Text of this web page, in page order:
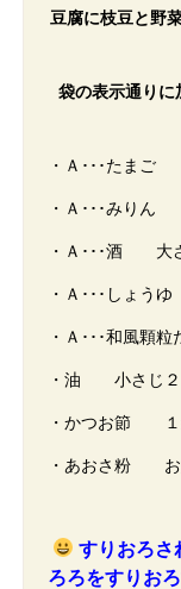
豆腐に枝豆と野
袋の表示通りに
・Ａ･･･たま
・Ａ･･･みりん
・Ａ･･･酒 大
・Ａ･･･しょう
・Ａ･･･和風顆
・油 小さじ２
・かつお節 １
・あおさ粉 お
すりおろさ
ろろをすりお